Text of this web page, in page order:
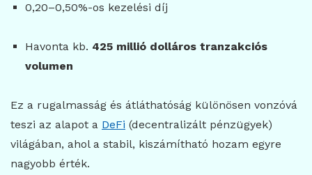
0,20–0,50%-os kezelési díj
Havonta kb. 425 millió dolláros tranzakciós
volumen
Ez a rugalmasság és átláthatóság különösen vonzóvá
teszi az alapot a DeFi (decentralizált pénzügyek)
világában, ahol a stabil, kiszámítható hozam egyre
nagyobb érték.